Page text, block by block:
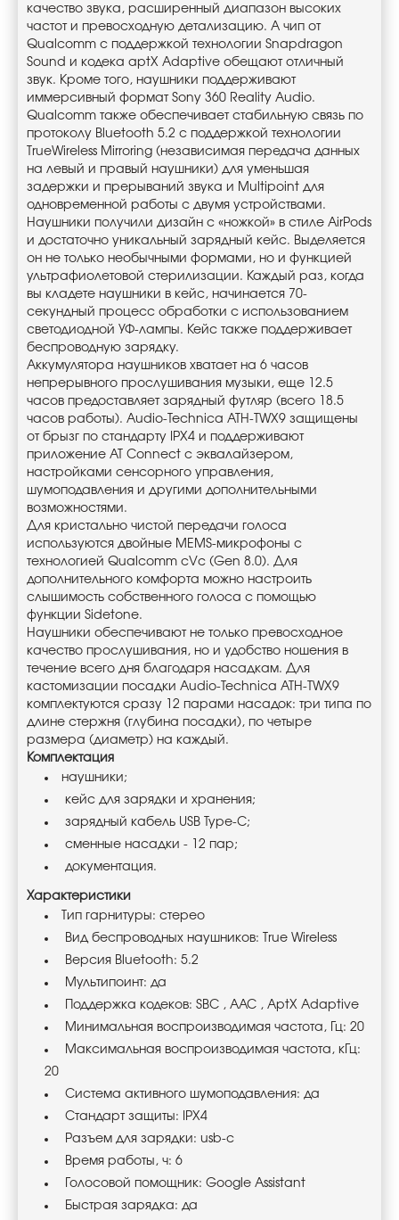
качество звука, расширенный диапазон высоких
частот и превосходную детализацию. А чип от
Qualcomm с поддержкой технологии Snapdragon
Sound и кодека aptX Adaptive обещают отличный
звук. Кроме того, наушники поддерживают
иммерсивный формат Sony 360 Reality Audio.
Qualcomm также обеспечивает стабильную связь по
протоколу Bluetooth 5.2 с поддержкой технологии
TrueWireless Mirroring (независимая передача данных
на левый и правый наушники) для уменьшая
задержки и прерываний звука и Multipoint для
одновременной работы с двумя устройствами.
Наушники получили дизайн с «ножкой» в стиле AirPods
и достаточно уникальный зарядный кейс. Выделяется
он не только необычными формами, но и функцией
ультрафиолетовой стерилизации. Каждый раз, когда
вы кладете наушники в кейс, начинается 70-
секундный процесс обработки с использованием
светодиодной УФ-лампы. Кейс также поддерживает
беспроводную зарядку.
Аккумулятора наушников хватает на 6 часов
непрерывного прослушивания музыки, еще 12.5
часов предоставляет зарядный футляр (всего 18.5
часов работы). Audio-Technica ATH-TWX9 защищены
от брызг по стандарту IPX4 и поддерживают
приложение AT Connect с эквалайзером,
настройками сенсорного управления,
шумоподавления и другими дополнительными
возможностями.
Для кристально чистой передачи голоса
используются двойные MEMS-микрофоны с
технологией Qualcomm cVc (Gen 8.0). Для
дополнительного комфорта можно настроить
слышимость собственного голоса с помощью
функции Sidetone.
Наушники обеспечивают не только превосходное
качество прослушивания, но и удобство ношения в
течение всего дня благодаря насадкам. Для
кастомизации посадки Audio-Technica ATH-TWX9
комплектуются сразу 12 парами насадок: три типа по
длине стержня (глубина посадки), по четыре
размера (диаметр) на каждый.
Комплектация
наушники;
кейс для зарядки и хранения;
зарядный кабель USB Type-C;
сменные насадки - 12 пар;
документация.
Характеристики
Тип гарнитуры: стерео
Вид беспроводных наушников: True Wireless
Версия Bluetooth: 5.2
Мультипоинт: да
Поддержка кодеков: SBC , AAC , AptX Adaptive
Минимальная воспроизводимая частота, Гц: 20
Максимальная воспроизводимая частота, кГц:
20
Система активного шумоподавления: да
Стандарт защиты: IPX4
Разъем для зарядки: usb-c
Время работы, ч: 6
Голосовой помощник: Google Assistant
Быстрая зарядка: да